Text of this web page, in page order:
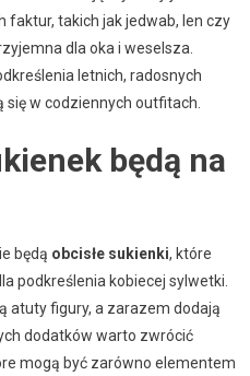
faktur, takich jak jedwab, len czy
dla oka i weselsza.
letnich, radosnych
w codziennych outfitach.
będą na
będą obcisłe sukienki, które
podkreślenia kobiecej sylwetki.
atuty figury, a zarazem dodają
dodatków warto zwrócić
mogą być zarówno elementem